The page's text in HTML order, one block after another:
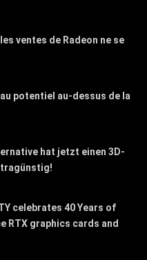
ventes de Radeon ne se
potentiel au-dessus de la
hat jetzt einen 3D-
celebrates 40 Years of
RTX graphics cards and